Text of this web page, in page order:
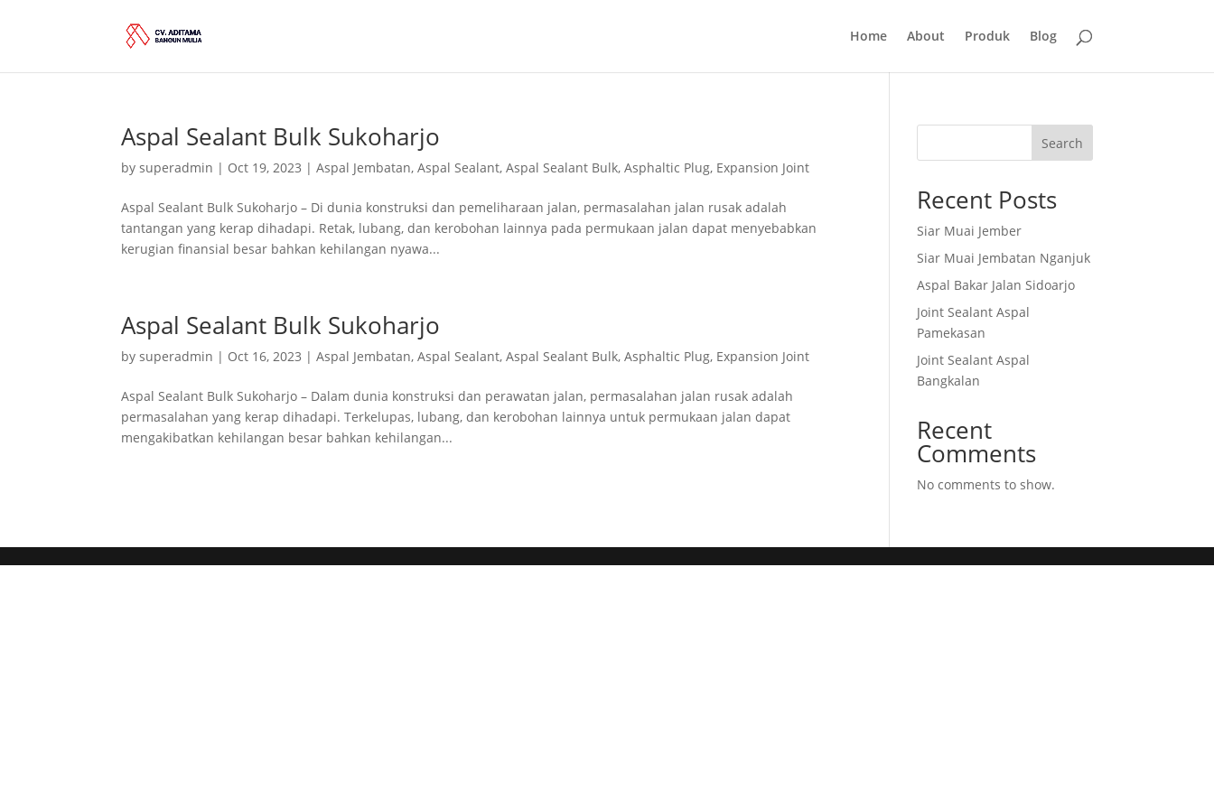
Home About Produk Blog
Aspal Sealant Bulk Sukoharjo
bysuperadmin | Oct 19, 2023 |Aspal Jembatan,Aspal Sealant,Aspal Sealant Bulk,Asphaltic Plug, Expansion Joint
Aspal Sealant Bulk Sukoharjo – Di dunia konstruksi dan pemeliharaan jalan, permasalahan jalan rusak adalah
tantangan yang kerap dihadapi. Retak, lubang, dan kerobohan lainnya pada permukaan jalan dapat menyebabkan
kerugian finansial besar bahkan kehilangan nyawa...
Aspal Sealant Bulk Sukoharjo
bysuperadmin | Oct 16, 2023 |Aspal Jembatan,Aspal Sealant,Aspal Sealant Bulk,Asphaltic Plug, Expansion Joint
Aspal Sealant Bulk Sukoharjo – Dalam dunia konstruksi dan perawatan jalan, permasalahan jalan rusak adalah
permasalahan yang kerap dihadapi. Terkelupas, lubang, dan kerobohan lainnya untuk permukaan jalan dapat
mengakibatkan kehilangan besar bahkan kehilangan...
Search
Recent Posts
Siar Muai Jember
Siar Muai Jembatan Nganjuk
Aspal Bakar Jalan Sidoarjo
Joint Sealant Aspal
Pamekasan
Joint Sealant Aspal
Bangkalan
Recent
Comments
No comments to show.